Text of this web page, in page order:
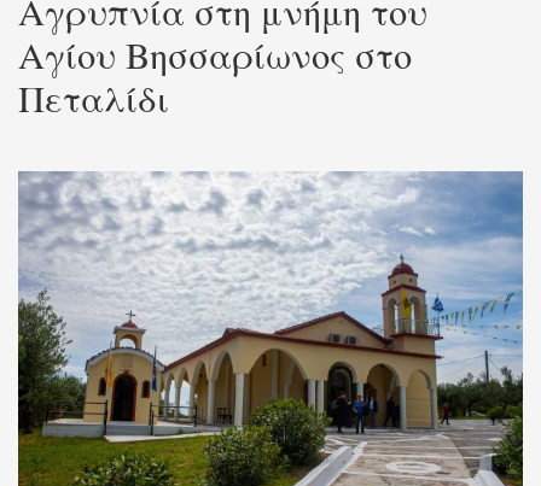
Αγρυπνία στη μνήμη του
Αγίου Βησσαρίωνος στο
Πεταλίδι